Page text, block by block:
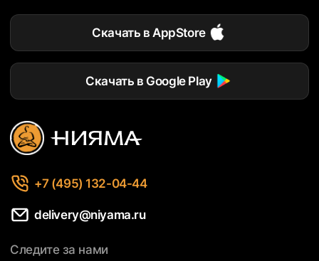
Скачать в AppStore
Скачать в Google Play
+7 (495) 132-04-44
delivery@niyama.ru
Следите за нами